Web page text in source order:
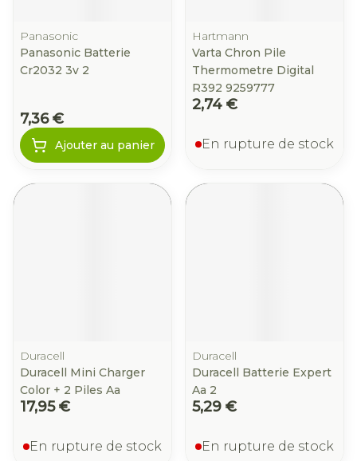
Panasonic
Panasonic Batterie
Cr2032 3v 2
7,36 €
Ajouter au panier
Hartmann
Varta Chron Pile
Thermometre Digital
R392 9259777
2,74 €
En rupture de stock
Duracell
Duracell Mini Charger
Color + 2 Piles Aa
17,95 €
En rupture de stock
Duracell
Duracell Batterie Expert
Aa 2
5,29 €
En rupture de stock